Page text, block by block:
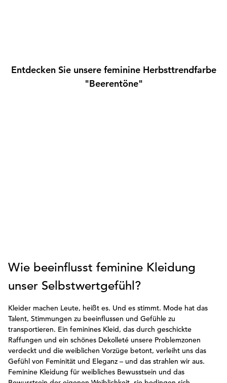
Entdecken Sie unsere feminine Herbsttrendfarbe
"Beerentöne"
Wie beeinflusst feminine Kleidung
unser Selbstwertgefühl?
Kleider machen Leute, heißt es. Und es stimmt. Mode hat das
Talent, Stimmungen zu beeinflussen und Gefühle zu
transportieren. Ein feminines Kleid, das durch geschickte
Raffungen und ein schönes Dekolleté unsere Problemzonen
verdeckt und die weiblichen Vorzüge betont, verleiht uns das
Gefühl von Feminität und Eleganz – und das strahlen wir aus.
Feminine Kleidung für weibliches Bewusstsein und das